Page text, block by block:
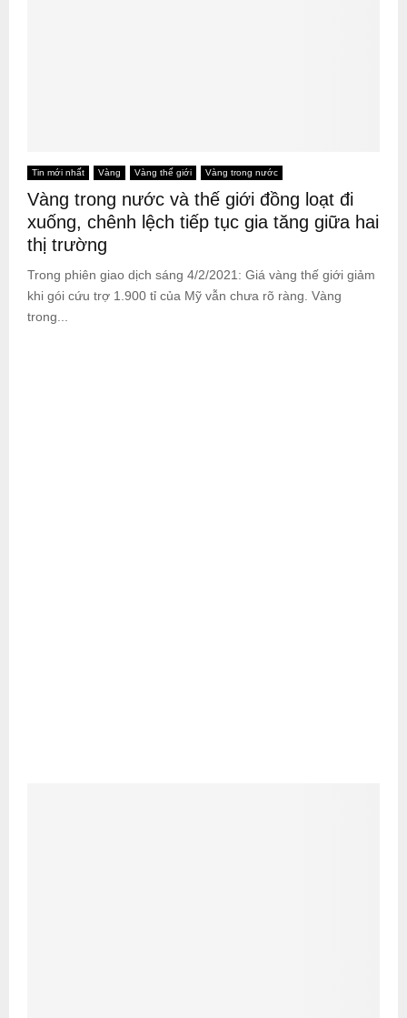
Tin mới nhất Vàng Vàng thế giới Vàng trong nước
Vàng trong nước và thế giới đồng loạt đi
xuống, chênh lệch tiếp tục gia tăng giữa hai
thị trường
Trong phiên giao dịch sáng 4/2/2021: Giá vàng thế giới giảm
khi gói cứu trợ 1.900 tỉ của Mỹ vẫn chưa rõ ràng. Vàng
trong...